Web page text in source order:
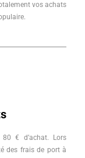
vos achats
€ d’achat. Lors
des frais de port à